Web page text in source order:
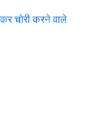
चोरी करने वाले